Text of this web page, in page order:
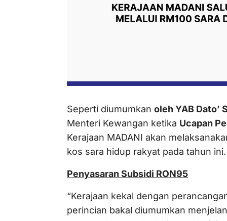
Seperti diumumkan oleh YAB Dato’
Menteri Kewangan ketika Ucapan
Kerajaan MADANI akan
kos sara hidup rakyat pada tahun ini.
Penyasaran Subsidi RON95
“Kerajaan kekal dengan
perincian bakal diumumkan